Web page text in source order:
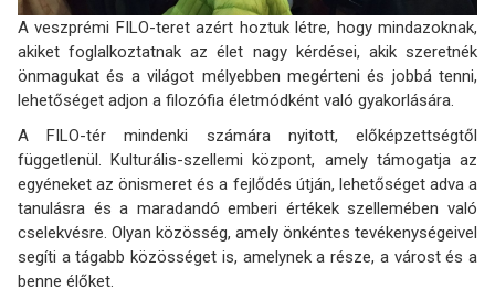
A veszprémi FILO-teret azért hoztuk létre, hogy mindazoknak,
akiket foglalkoztatnak az élet nagy kérdései, akik szeretnék
önmagukat és a világot mélyebben megérteni és jobbá tenni,
lehetőséget adjon a filozófia életmódként való gyakorlására.
A FILO-tér mindenki számára nyitott, előképzettségtől
függetlenül. Kulturális-szellemi központ, amely támogatja az
egyéneket az önismeret és a fejlődés útján, lehetőséget adva a
tanulásra és a maradandó emberi értékek szellemében való
cselekvésre. Olyan közösség, amely önkéntes tevékenységeivel
segíti a tágabb közösséget is, amelynek a része, a várost és a
benne élőket.